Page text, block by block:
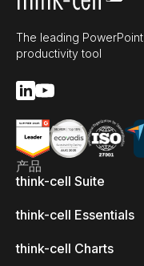
The leading PowerPoint
productivity tool
产品
think-cell Suite
think-cell Essentials
think-cell Charts